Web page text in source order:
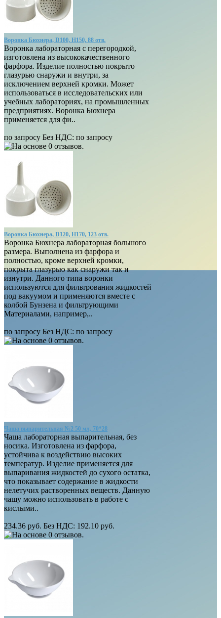
Воронка Бюхнера, D100, Н150, 88 отв.
Воронка лабораторная с перегородкой,
изготовлена из высококачественного
фарфора. Изделие полностью покрыто
глазурью снаружи и внутри, за
исключением верхней кромки. Может
использоваться в исследовательских или
учебных лабораториях, на промышленных
предприятиях. Воронка Бюхнера
применяется для фи..
по запросу Без НДС: по запросу
Воронка Бюхнера, D120, Н170, 123 отв.
Воронка Бюхнера лабораторная большого
размера. Выполнена из фарфора и
полностью, кроме верхней кромки,
покрыта глазурью как снаружи так и
изнутри. Данного типа воронки
используются для фильтрования жидкостей
под вакуумом и применяются вместе с
колбой Бунзена и фильтрующими
Материалами, например,..
по запросу Без НДС: по запросу
Чаша выпарительная №2 50 мл, 70*28
Чаша лабораторная выпарительная, без
носика. Изготовлена из фарфора,
устойчива к воздействию высоких
температур. Изделие применяется для
выпаривания жидкостей до сухого остатка,
что показывает содержание в жидкости
нелетучих растворенных веществ. Данную
чашу можно использовать в работе с
кислыми..
234.36 руб. Без НДС: 192.10 руб.